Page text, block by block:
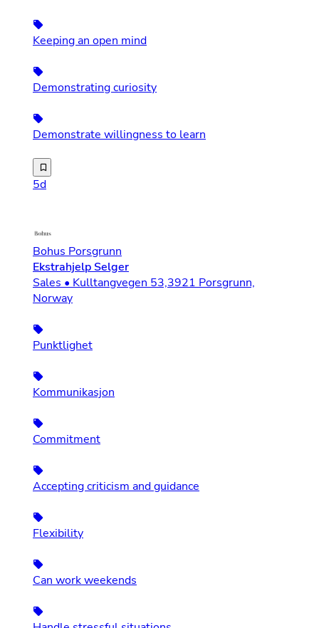
Keeping an open mind
Demonstrating curiosity
Demonstrate willingness to learn
50-100% fast stilling fordelt på 1 eller 2 assistenter.
5d
Bohus Porsgrunn
Ekstrahjelp Selger
Sales • Kulltangvegen 53,3921 Porsgrunn,
Norway
Punktlighet
Kommunikasjon
Commitment
Accepting criticism and guidance
Flexibility
Can work weekends